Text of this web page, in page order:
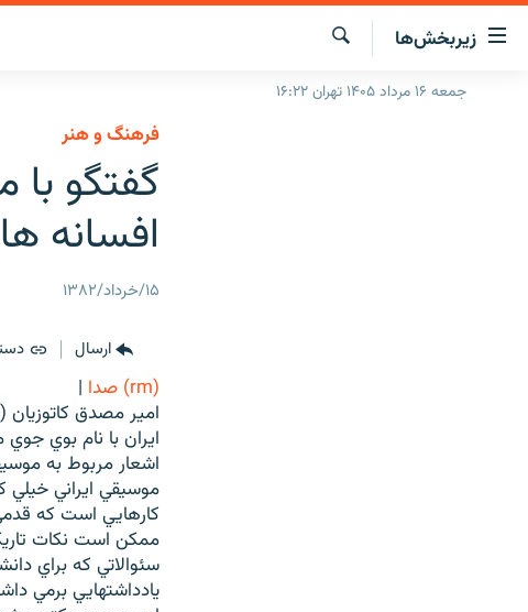
لینک‌های
قابلیت
دسترسی
زیربخش‌ها
صفحه اصلی
جستجو
جمعه ۱۶ مرداد ۱۴۰۵ تهران ۱۶:۲۲
فرهنگ و هنر
گفتگو
افسانه
۱۵/خرداد/۱۳۸۲
ارسال
(rm) صدا
|
امير مصدق كاتوزيان
ايران با نام بوي
اشعار مربوط به
موسيقي ايراني
کارهايي است که
ممکن است نکات
سئوالاتي که براي
يادداشتهايي برمي